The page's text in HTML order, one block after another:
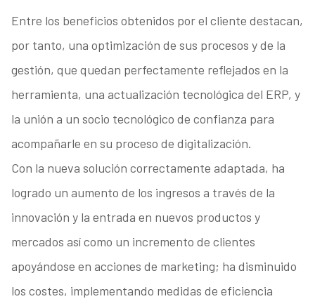
Entre los beneficios obtenidos por el cliente destacan,
por tanto, una optimización de sus procesos y de la
gestión, que quedan perfectamente reflejados en la
herramienta, una actualización tecnológica del ERP, y
la unión a un socio tecnológico de confianza para
acompañarle en su proceso de digitalización.
Con la nueva solución correctamente adaptada, ha
logrado un aumento de los ingresos a través de la
innovación y la entrada en nuevos productos y
mercados así como un incremento de clientes
apoyándose en acciones de marketing; ha disminuido
los costes, implementando medidas de eficiencia